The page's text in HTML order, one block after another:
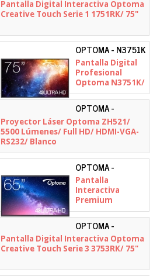
Pantalla Digital Interactiva Optoma
Creative Touch Serie 1 1751RK/ 75"
OPTOMA - N3751K
Pantalla Digital
Profesional
Optoma N3751K/
75"
OPTOMA -
E3P7PR1E113
Proyector Láser Optoma ZH521/
5500 Lúmenes/ Full HD/ HDMI-VGA-
RS232/ Blanco
OPTOMA -
H1F0C0NBW101
Pantalla
Interactiva
Premium
Optoma Creative
Touch Serie 5
5653RK/ 65"
OPTOMA -
H1F0H07BW101
Pantalla Digital Interactiva Optoma
Creative Touch Serie 3 3753RK/ 75"